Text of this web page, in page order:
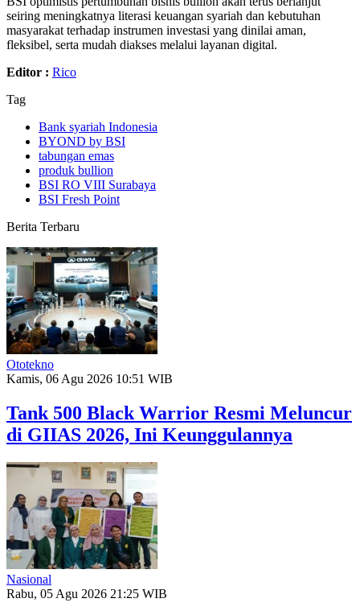
seiring meningkatnya literasi keuangan syariah dan kebutuhan
masyarakat terhadap instrumen investasi yang dinilai aman,
fleksibel, serta mudah diakses melalui layanan digital.
Editor : Rico
Tag
Bank syariah Indonesia
BYOND by BSI
tabungan emas
produk bullion
BSI RO VIII Surabaya
BSI Fresh Point
Berita Terbaru
Ototekno
Kamis, 06 Agu 2026 10:51 WIB
Tank 500 Black Warrior Resmi Meluncur
di GIIAS 2026, Ini Keunggulannya
Nasional
Rabu, 05 Agu 2026 21:25 WIB